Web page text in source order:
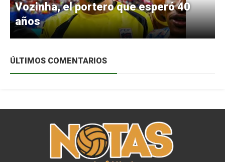
Vozinha, el portero que esperó 40
años
ÚLTIMOS COMENTARIOS